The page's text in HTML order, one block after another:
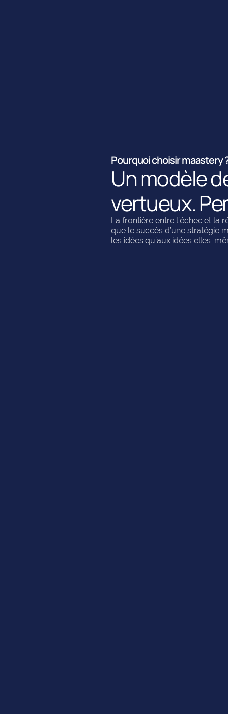
Pourquoi choisir maastery
Un modèle
vertueux.
La frontière entre l’échec et la
que le succès d’une stratégie
les idées qu’aux idées elles-